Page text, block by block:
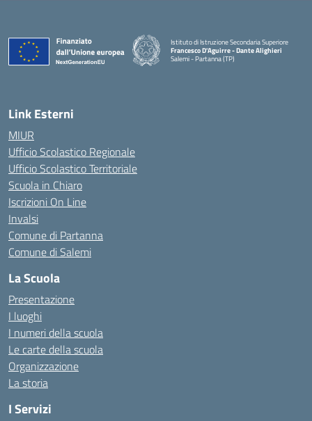
Istituto di Istruzione Secondaria Superiore
Francesco D'Aguirre - Dante Alighieri
Salemi - Partanna (TP)
Link Esterni
MIUR
Ufficio Scolastico Regionale
Ufficio Scolastico Territoriale
Scuola in Chiaro
Iscrizioni On Line
Invalsi
Comune di Partanna
Comune di Salemi
La Scuola
Presentazione
I luoghi
I numeri della scuola
Le carte della scuola
Organizzazione
La storia
I Servizi